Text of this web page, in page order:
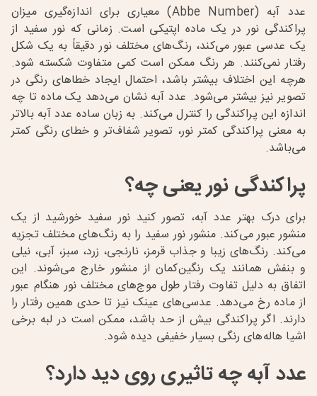
عدد آبه (Abbe Number) معیاری برای اندازه‌گیری میزان
پراکندگی نور در یک ماده اپتیکی است. زمانی که نور سفید از
یک عدسی عبور می‌کند، رنگ‌های مختلف نور دقیقاً به یک شکل
رفتار نمی‌کنند. هر رنگ ممکن است کمی متفاوت شکسته شود.
هرچه این اختلاف بیشتر باشد، احتمال ایجاد خطاهای رنگی در
تصویر نیز بیشتر می‌شود. عدد آبه نشان می‌دهد یک ماده تا چه
اندازه این پراکندگی را کنترل می‌کند. به زبان ساده عدد آبه بالاتر
به معنی پراکندگی کمتر نور، تصویر شفاف‌تر و خطای رنگی کمتر
می‌باشد.
پراکندگی نور یعنی چه؟
برای درک بهتر عدد آبه، تصور کنید نور سفید خورشید از یک
منشور عبور می‌کند. منشور نور سفید را به رنگ‌های مختلف تجزیه
می‌کند. رنگ‌های زیبا و جذاب قرمز، نارنجی، زرد، سبز، آبی، نیلی
و بنفش همانند یک رنگین‌کمان از منشور خارج می‌شوند. این
اتفاق به دلیل تفاوت رفتار طول موج‌های مختلف نور هنگام عبور
از ماده رخ می‌دهد. عدسی‌های عینک نیز تا حدی همین رفتار را
دارند. اگر پراکندگی بیش از حد باشد، ممکن است در لبه برخی
اشیا هاله‌های رنگی بسیار خفیفی دیده شود.
عدد آبه چه تاثیری روی دید دارد؟